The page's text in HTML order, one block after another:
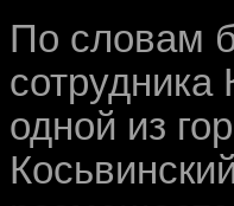
По словам
сотрудника
одной из